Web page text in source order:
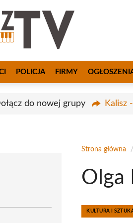
POLICJA FIRMY
do nowej grupy Kalisz
Strona główna /
Olga
KULTURA I